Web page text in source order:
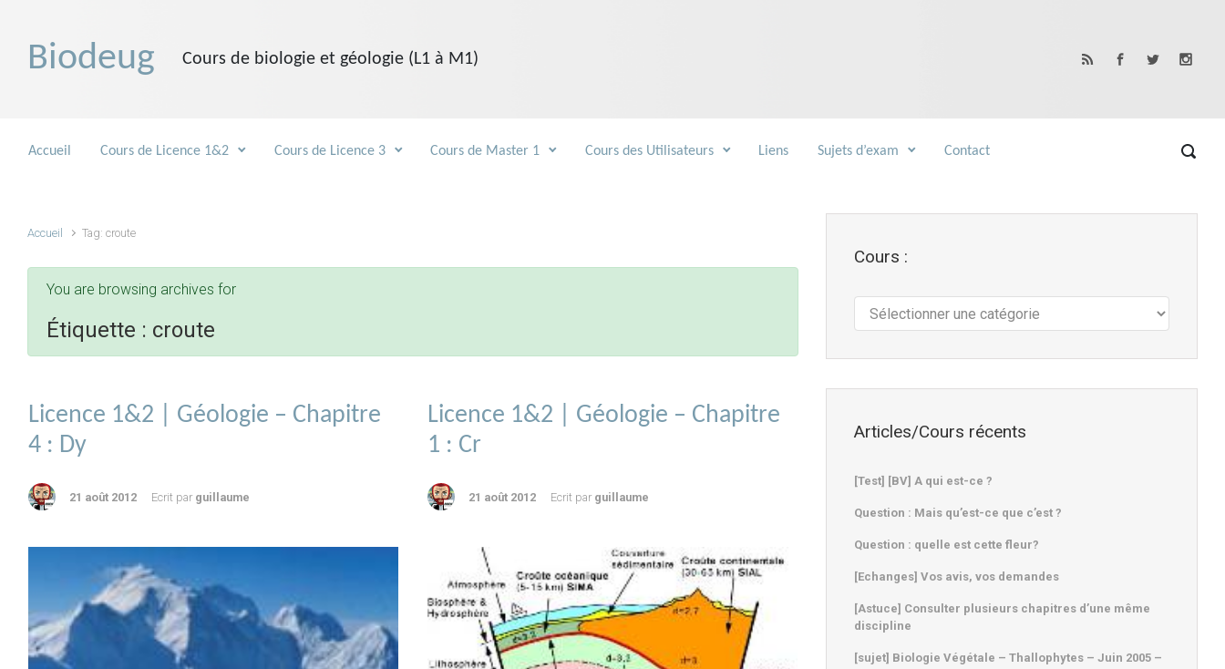
Biodeug Cours de biologie et géologie (L1 à M1)
Accueil Cours de Licence 1&2 Cours de Licence 3 Cours de Master 1 Cours des Utilisateurs Liens Sujets d’exam Contact
Accueil Tag: croute
You are browsing archives for
Étiquette : croute
Licence 1&2 | Géologie – Chapitre
4 : Dy
21 août 2012 Ecrit par guillaume
Licence 1&2 | Géologie – Chapitre
1 : Cr
21 août 2012 Ecrit par guillaume
Cours :
Articles/Cours récents
[Test] [BV] A qui est-ce ?
Question : Mais qu’est-ce que c’est ?
Question : quelle est cette fleur?
[Echanges] Vos avis, vos demandes
[Astuce] Consulter plusieurs chapitres d’une même
discipline
[sujet] Biologie Végétale – Thallophytes – Juin 2005 –